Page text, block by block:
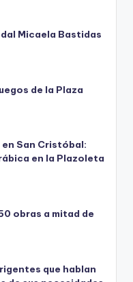
Micaela Bastidas
de la Plaza
San Cristóbal:
en la Plazoleta
obras a mitad de
que hablan